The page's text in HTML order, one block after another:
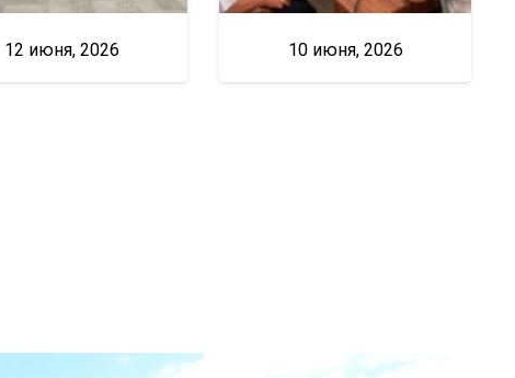
12 июня, 2026 10 июня, 2026